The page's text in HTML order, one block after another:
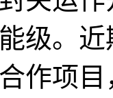
级。
作项